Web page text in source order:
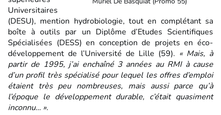
Universitaires
(DESU), mention hydrobiologie, tout en complétant sa
boîte à outils par un Diplôme d’Etudes Scientifiques
Spécialisées (DESS) en conception de projets en éco-
développement de l’Université de Lille (59). « Mais, à
partir de 1995, j’ai enchaîné 3 années au RMI à cause
d’un profil très spécialisé pour lequel les offres d’emploi
étaient très peu nombreuses, mais aussi parce qu’à
l’époque le développement durable, c’était quasiment
inconnu… ».